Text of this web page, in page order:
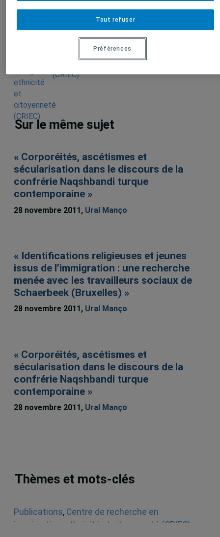
recherche en
immigration,
citoyenneté
(CRIEC)
Sur le même sujet
« Corporéités, ascétismes et
sécularisation dans le discours de la
confrérie Naqshbandi turque
contemporaine »
28 novembre 2011, Ural Manço
« Identifications religieuses et jeunes
issus de l’immigration : une recherche
menée avec les travailleurs sociaux de
Schaerbeek (Bruxelles) »
28 novembre 2011, Ural Manço
« Corporéités, ascétismes et
sécularisation dans le discours de la
confrérie Naqshbandi turque
contemporaine »
28 novembre 2011, Ural Manço
Thèmes et mots-clés
Publications, Centre de recherche en
immigration, ethnicité et citoyenneté (CRIEC)
Tout refuser
Préférences